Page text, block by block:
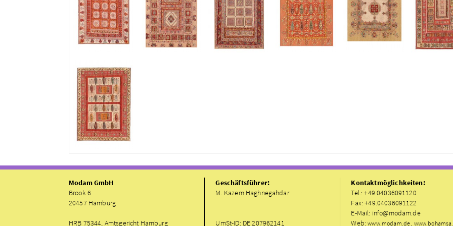
Modam GmbH
Brook 6
20457 Hamburg
HRB 75344, Amtsgericht Hamburg
Geschäftsführer:
M. Kazem Haghnegahdar
UmSt-ID: DE 207962141
Kontaktmöglichkeiten:
Tel.: +49.04036091120
Fax: +49.04036091122
E-Mail: info@modam.de
Web:www.modam.de ,